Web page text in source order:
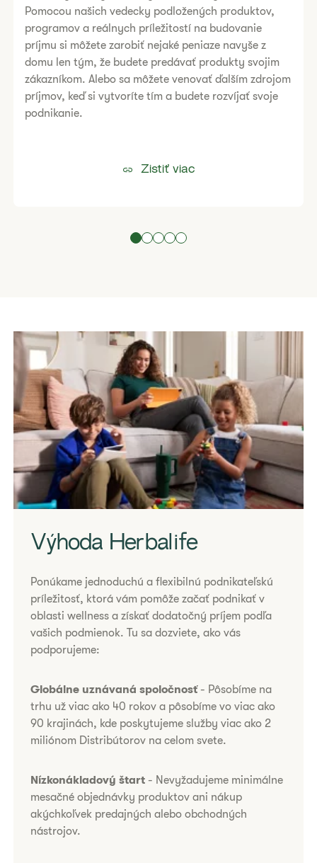
Pomocou našich vedecky podložených produktov,
programov a reálnych príležitostí na budovanie
príjmu si môžete zarobiť nejaké peniaze navyše z
domu len tým, že budete predávať produkty svojim
zákazníkom. Alebo sa môžete venovať ďalším zdrojom
príjmov, keď si vytvoríte tím a budete rozvíjať svoje
podnikanie.
Zistiť viac
Výhoda Herbalife
Ponúkame jednoduchú a flexibilnú podnikateľskú
príležitosť, ktorá vám pomôže začať podnikať v
oblasti wellness a získať dodatočný príjem podľa
vašich podmienok. Tu sa dozviete, ako vás
podporujeme:
​​​​​Globálne uznávaná spoločnosť- Pôsobíme na
trhu už viac ako 40 rokov a pôsobíme vo viac ako
90 krajinách, kde poskytujeme služby viac ako 2
miliónom Distribútorov na celom svete.
Nízkonákladový štart - Nevyžadujeme minimálne
mesačné objednávky produktov ani nákup
akýchkoľvek predajných alebo obchodných
nástrojov.